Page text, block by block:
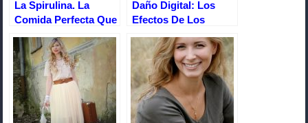
La Spirulina. La
Comida Perfecta Que
Naturaleza
Daño Digital: Los
Efectos De Los
Electrónicos En El
Bienestar De Las
Personas